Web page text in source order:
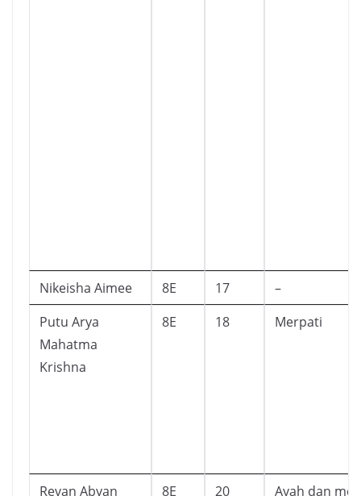
Nikeisha Aimee 8E 17
–
Putu Arya
Mahatma
Krishna
8E 18 Merpati
Revan Abyan
8E 20 Ayah dan